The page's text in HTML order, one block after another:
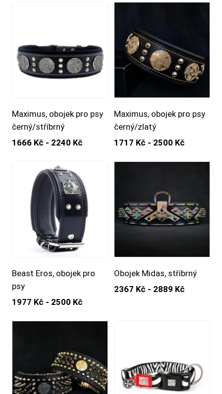
Maximus, obojek pro psy
černý/stříbrný
1666 Kč - 2240 Kč
Maximus, obojek pro psy
černý/zlatý
1717 Kč - 2500 Kč
Beast Eros, obojek pro
psy
1977 Kč - 2500 Kč
Obojek Midas, stříbrný
2367 Kč - 2889 Kč